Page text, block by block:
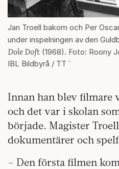
Jan Troell bakom och Per
under inspelningen avden
Dole Doft (1968). Foto: Roony
IBL Bildbyrå / TT ´
Innan han blev filmare
och det var i skolan
började. Magister
dokumentärer och
– Den första filmen